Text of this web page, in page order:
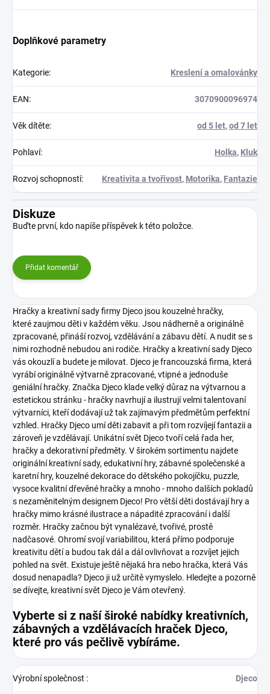
Doplňkové parametry
Kategorie: Kreslení a omalovánky
EAN: 3070900096974
Věk dítěte: od 5 let,od 7 let
Pohlaví: Holka, Kluk
Rozvoj schopností: Kreativita a tvořivost, Motorika, Fantazie
Diskuze
Buďte první, kdo napíše příspěvek k této položce.
Přidat komentář
Hračky a kreativní sady firmy Djeco jsou kouzelné hračky,
které zaujmou děti v každém věku. Jsou nádherně a originálně
zpracované, přináší rozvoj, vzdělávání a zábavu dětí. A nudit se s
nimi rozhodně nebudou ani rodiče. Hračky a kreativní sady Djeco
vás okouzlí a budete je milovat. Djeco je francouzská firma, která
vyrábí originálně výtvarně zpracované, vtipné a jednoduše
geniální hračky. Značka Djeco klade velký důraz na výtvarnou a
estetickou stránku - hračky navrhují a ilustrují velmi talentovaní
výtvarníci, kteří dodávají už tak zajímavým předmětům perfektní
vzhled. Hračky Djeco umí děti zabavit a při tom rozvíjejí fantazii a
zároveň je vzdělávají. Unikátní svět Djeco tvoří celá řada her,
hračky a dekorativní předměty. V širokém sortimentu najdete
originální kreativní sady, edukativní hry, zábavné společenské a
karetní hry, kouzelné dekorace do dětského pokojíčku, puzzle,
vysoce kvalitní dřevěné hračky a mnoho - mnoho dalších pokladů
s nezaměnitelným designem Djeco! Pro větší děti dostávají hry a
hračky mimo krásné ilustrace a nápadité zpracování i další
rozměr. Hračky začnou být vynalézavé, tvořivé, prostě
nadčasové. Ohromí svojí variabilitou, která přímo podporuje
kreativitu dětí a budou tak dál a dál ovlivňovat a rozvíjet jejich
pohled na svět. Existuje ještě nějaká hra nebo hračka, která Vás
dosud nenapadla? Djeco ji už určitě vymyslelo. Hledejte a pozorně
se dívejte, kreativní svět Djeco je Vám otevřený.
Vyberte si z naší široké nabídky kreativních,
zábavných a vzdělávacích hraček Djeco,
které pro vás pečlivě vybíráme.
Výrobní společnost : Djeco